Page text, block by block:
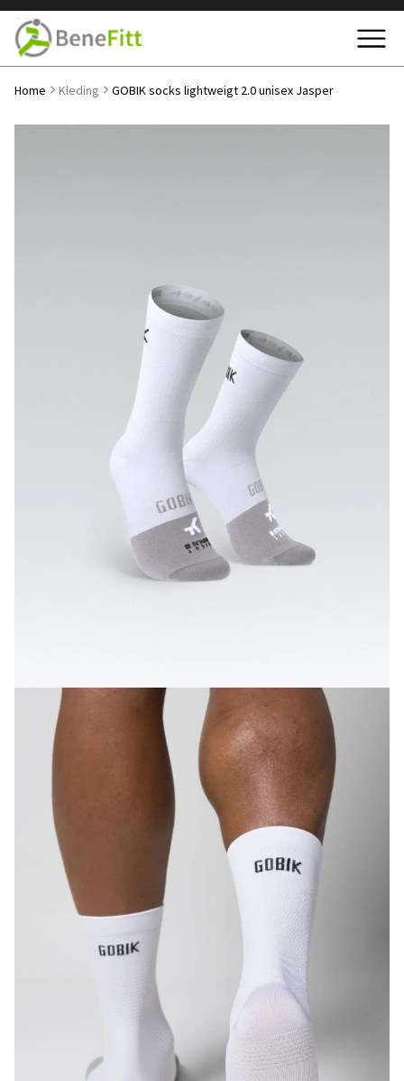
Home Kleding GOBIK socks lightweigt 2.0 unisex Jasper